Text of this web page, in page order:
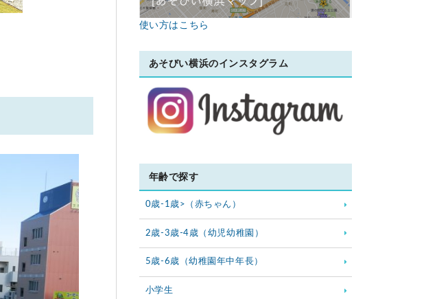
使い方はこちら
あそびい横浜のインスタグラム
年齢で探す
0歳-1歳>（赤ちゃん）
2歳-3歳-4歳（幼児幼稚園）
5歳-6歳（幼稚園年中年長）
小学生